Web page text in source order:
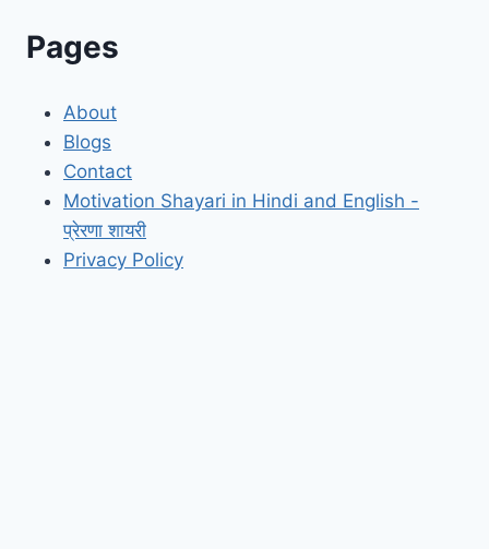
Pages
About
Blogs
Contact
Motivation Shayari in Hindi and English -
प्रेरणा शायरी
Privacy Policy